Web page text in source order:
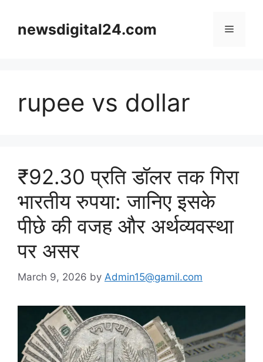
contentnewsdigital24.com Menu
rupee vs dollar
₹92.30 प्रति डॉलर तक गिरा
भारतीय रुपया: जानिए इसके
पीछे की वजह और अर्थव्यवस्था
पर असर
March 9, 2026 by Admin15@gamil.com